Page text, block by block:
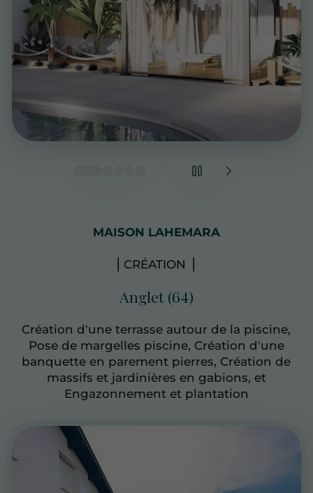
MAISON LAHEMARA
⎥ CRÉATION ⎥
Anglet (64)
Création d'une terrasse autour de la piscine,
Pose de margelles piscine, Création d'une
banquette en parement pierres, Création de
massifs et jardinières en gabions, et
Engazonnement et plantation